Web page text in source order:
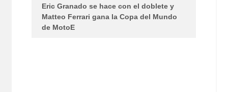
Eric Granado se hace con el doblete y
Matteo Ferrari gana la Copa del Mundo
de MotoE